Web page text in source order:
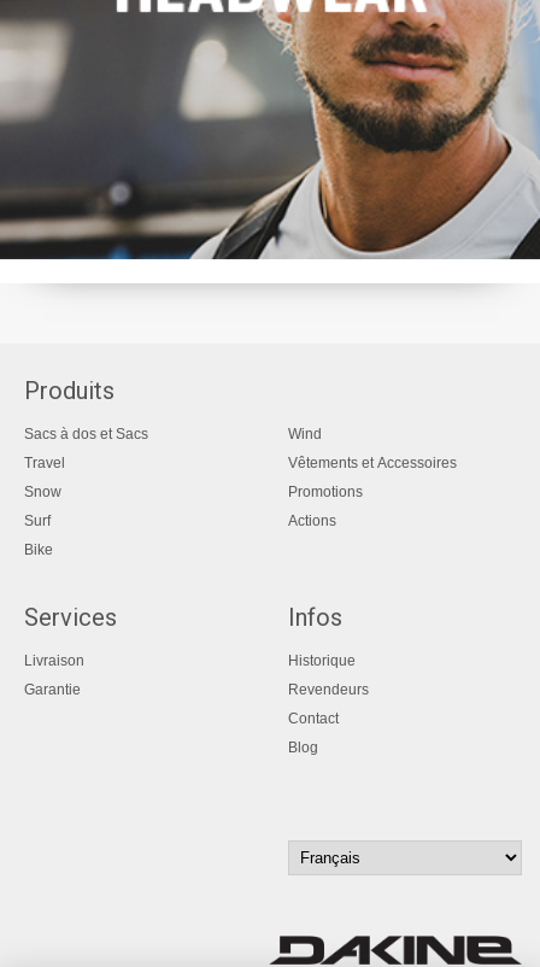
Produits
Sacs à dos et Sacs
Travel
Snow
Surf
Bike
Wind
Vêtements et Accessoires
Promotions
Actions
Services
Livraison
Garantie
Infos
Historique
Revendeurs
Contact
Blog